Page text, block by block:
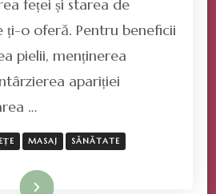
FEȚEI
–
FRUMUSEȚE
SAU
feței și starea de
ți-o oferă. Pentru beneficii
pielii, menținerea
apariției
…
MASAJ SĂNĂTATE
mult